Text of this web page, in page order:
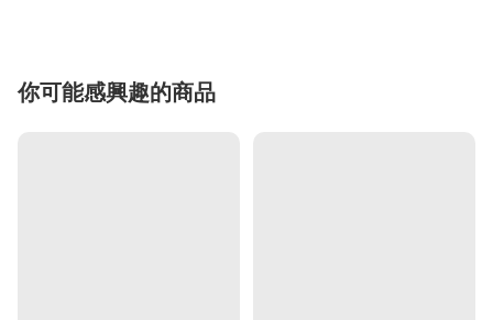
你可能感興趣的商品